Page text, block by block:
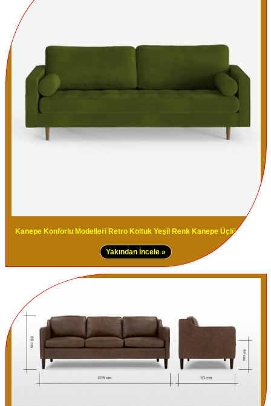
Kanepe Konforlu Modelleri Retro Koltuk Yeşil Renk Kanepe Üçlü Modeli
Yakından İncele »